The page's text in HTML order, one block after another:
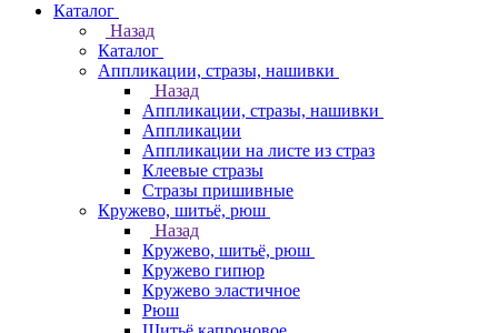
Каталог
Назад
Каталог
Аппликации, стразы, нашивки
Назад
Аппликации, стразы, нашивки
Аппликации
Аппликации на листе из страз
Клеевые стразы
Стразы пришивные
Кружево, шитьё, рюш
Назад
Кружево, шитьё, рюш
Кружево гипюр
Кружево эластичное
Рюш